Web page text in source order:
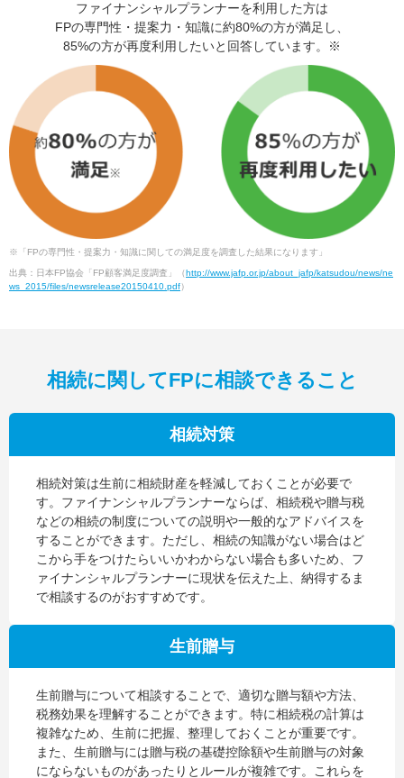
ファイナンシャルプランナーを利用した方は
FPの専門性・提案力・知識に約80%の方が満足し、
85%の方が再度利用したいと回答しています。※
※「FPの専門性・提案力・知識に関しての満足度を調査した結果になります」
出典：日本FP協会「FP顧客満足度調査」（http://www.jafp.or.jp/about_jafp/katsudou/news/ne
ws_2015/files/newsrelease20150410.pdf）
相続に関してFPに相談できること
相続対策
相続対策は生前に相続財産を軽減しておくことが必要で
す。ファイナンシャルプランナーならば、相続税や贈与税
などの相続の制度についての説明や一般的なアドバイスを
することができます。ただし、相続の知識がない場合はど
こから手をつけたらいいかわからない場合も多いため、フ
ァイナンシャルプランナーに現状を伝えた上、納得するま
で相談するのがおすすめです。
生前贈与
生前贈与について相談することで、適切な贈与額や方法、
税務効果を理解することができます。特に相続税の計算は
複雑なため、生前に把握、整理しておくことが重要です。
また、生前贈与には贈与税の基礎控除額や生前贈与の対象
にならないものがあったりとルールが複雑です。これらを